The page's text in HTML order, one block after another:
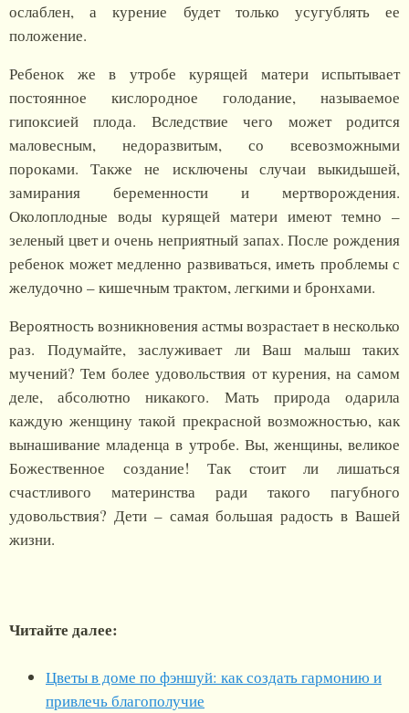
ослаблен, а курение будет только усугублять ее
положение.
Ребенок же в утробе курящей матери испытывает
постоянное кислородное голодание, называемое
гипоксией плода. Вследствие чего может родится
маловесным, недоразвитым, со всевозможными
пороками. Также не исключены случаи выкидышей,
замирания беременности и мертворождения.
Околоплодные воды курящей матери имеют темно –
зеленый цвет и очень неприятный запах. После рождения
ребенок может медленно развиваться, иметь проблемы с
желудочно – кишечным трактом, легкими и бронхами.
Вероятность возникновения астмы возрастает в несколько
раз. Подумайте, заслуживает ли Ваш малыш таких
мучений? Тем более удовольствия от курения, на самом
деле, абсолютно никакого. Мать природа одарила
каждую женщину такой прекрасной возможностью, как
вынашивание младенца в утробе. Вы, женщины, великое
Божественное создание! Так стоит ли лишаться
счастливого материнства ради такого пагубного
удовольствия? Дети – самая большая радость в Вашей
жизни.
Читайте далее:
Цветы в доме по фэншуй: как создать гармонию и
привлечь благополучие